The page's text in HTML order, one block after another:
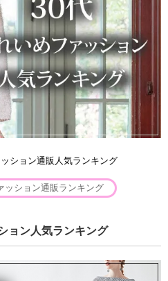
ション通販人気ランキング
ッション通販ランキング
ョン人気ランキング